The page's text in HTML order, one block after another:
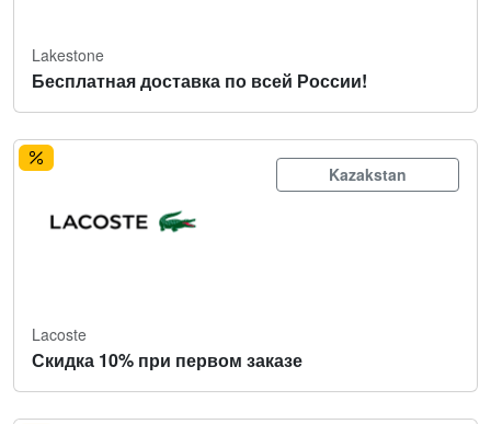
Lakestone
Бесплатная доставка по всей России!
Kazakstan
Lacoste
Скидка 10% при первом заказе